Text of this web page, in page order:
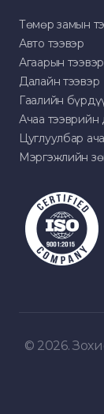
Төмөр замын
Авто тээвэр
Агаарын тээвэр
Далайн тээвэр
Гаалийн
Ачаа тээврийн
Цуглуулбар
Мэргэжлийн
© 2026.